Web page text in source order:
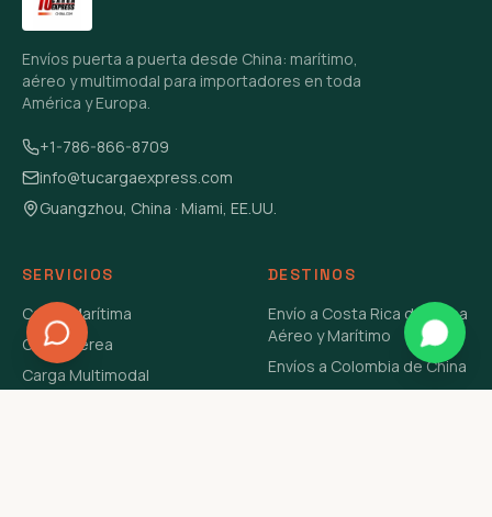
Envíos puerta a puerta desde China: marítimo,
aéreo y multimodal para importadores en toda
América y Europa.
+1-786-866-8709
info@tucargaexpress.com
Guangzhou, China · Miami, EE.UU.
SERVICIOS
Carga Marítima
Carga Aérea
Carga Multimodal
DESTINOS
Envío a Costa Rica de China
Aéreo y Marítimo
Envíos a Colombia de China